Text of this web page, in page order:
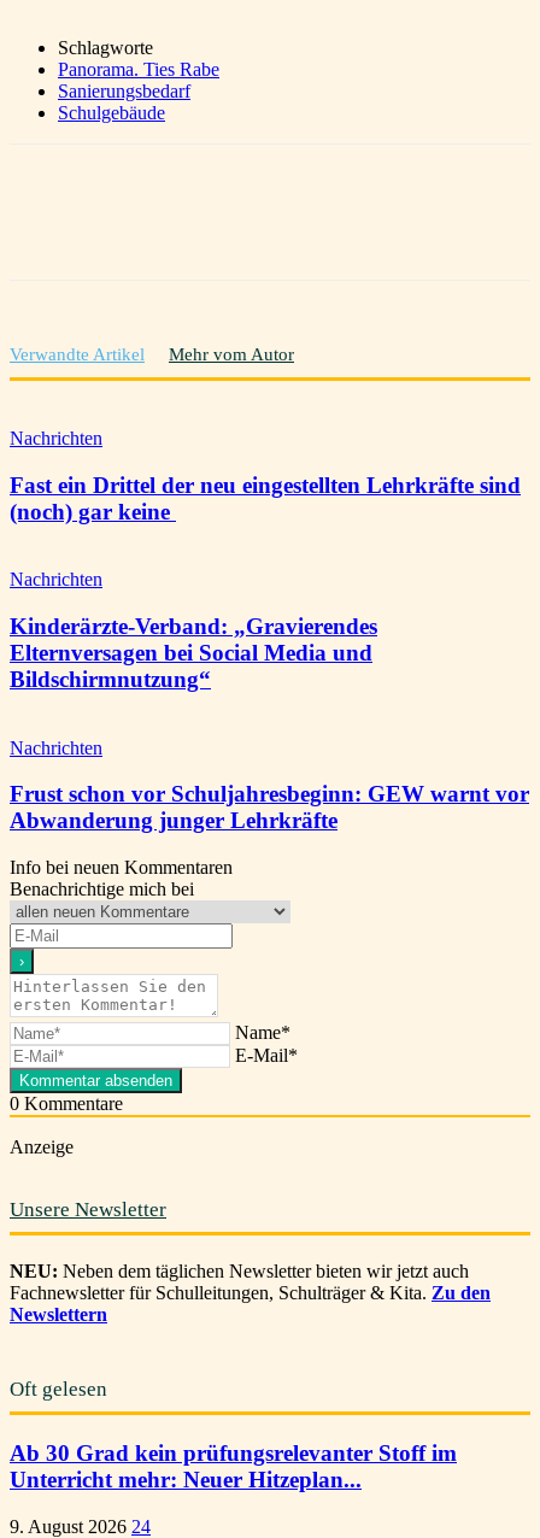
Schlagworte
Panorama. Ties Rabe
Sanierungsbedarf
Schulgebäude
Verwandte Artikel Mehr vom Autor
Nachrichten
Fast ein Drittel der neu eingestellten Lehrkräfte sind
(noch) gar keine
Nachrichten
Kinderärzte-Verband: „Gravierendes
Elternversagen bei Social Media und
Bildschirmnutzung“
Nachrichten
Frust schon vor Schuljahresbeginn: GEW warnt vor
Abwanderung junger Lehrkräfte
Info bei neuen Kommentaren
Benachrichtige mich bei
Name*
E-Mail*
0 Kommentare
Anzeige
Unsere Newsletter
NEU: Neben dem täglichen Newsletter bieten wir jetzt auch
Fachnewsletter für Schulleitungen, Schulträger & Kita. Zu den
Newslettern
Oft gelesen
Ab 30 Grad kein prüfungsrelevanter Stoff im
Unterricht mehr: Neuer Hitzeplan...
9. August 2026 24